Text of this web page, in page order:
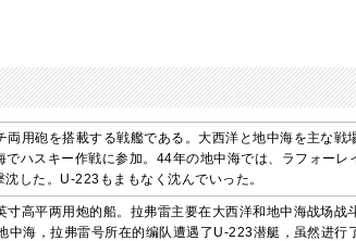
用砲を搭載する戦艦である。大西洋と地中海を主な
ハスキー作戦に参加。44年の地中海では、ラフォー
した。U-223もまもなく沈んでいった。
高平两用炮的船。拉弗雷主要在大西洋和地中海战场
海，拉弗雷号所在的编队遭遇了U-223潜艇，虽然进